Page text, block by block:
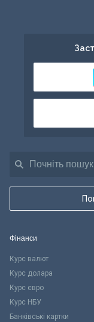
Фінанси
Курс валют
Курс долара
Курс євро
Курс НБУ
Банківські картки